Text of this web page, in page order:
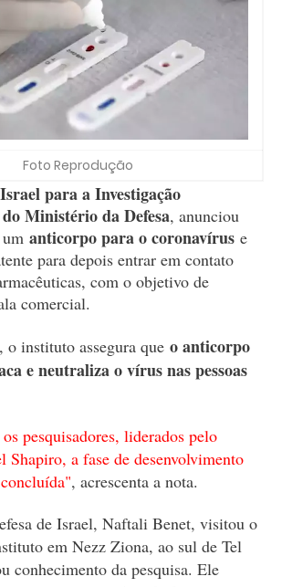
Foto Reprodução
para a Investigação
Ministério da Defesa, anunciou
anticorpo para o coronavírus e
para depois entrar em contato
com o objetivo de
comercial.
instituto assegura que o anticorpo
e neutraliza o vírus nas pessoas
pesquisadores, liderados pelo
Shapiro, a fase de desenvolvimento
, acrescenta a nota.
de Israel, Naftali Benet, visitou o
em Nezz Ziona, ao sul de Tel
conhecimento da pesquisa. Ele